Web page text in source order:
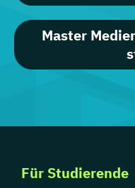
Master
Für Studierende